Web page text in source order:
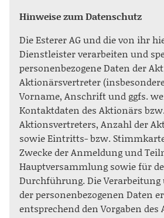
Hinweise zum Datenschutz
Die Esterer AG und die von ihr
Dienstleister verarbeiten und
personenbezogene Daten der
Aktionärsvertreter
Vorname, Anschrift und ggfs.
Kontaktdaten des Aktionärs bzw.
Aktionsvertreters, Anzahl der
sowie Eintritts- bzw.
Zwecke der Anmeldung und
Hauptversammlung sowie für
Durchführung. Die Verarbeitung
der personenbezogenen Daten
entsprechend den Vorgaben des